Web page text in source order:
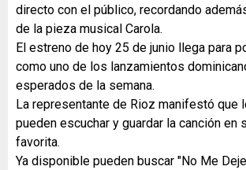
directo con el público, recordando
de la pieza musical Carola.
El estreno de hoy 25 de junio llega para
como uno de los lanzamientos
esperados de la semana.
La representante de Rioz manifestó que
pueden escuchar y guardar la canción en
favorita.
Ya disponible pueden buscar "No Me